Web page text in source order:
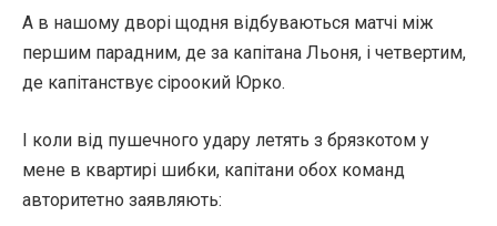
А в нашому дворі щодня відбуваються матчі між
першим парадним, де за капітана Льоня, і четвертим,
де капітанствує сіроокий Юрко.
І коли від пушечного удару летять з брязкотом у
мене в квартирі шибки, капітани обох команд
авторитетно заявляють: